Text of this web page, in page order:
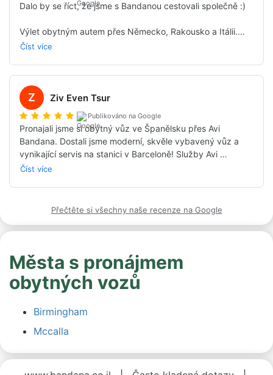
Dalo by se říct, že jsme s Bandanou cestovali společně :)
Výlet obytným autem přes Německo, Rakousko a Itálii.
Dostalo se nám vynikající podpory a odpovědí na každou
které jsme pokládali přes WhatsApp, jsme neustále
dostávali e-maily s důležitými informacemi.
S manželkou vřele doporučujeme pronájem obytného auta
přes Bandana.
Můj příští výlet bude samozřejmě jen přes ně.
Číst více
Z Ziv Even Tsur
Publikováno na Google
Pronajali jsme si obytný vůz ve Španělsku přes Avi
Bandana. Dostali jsme moderní, skvěle vybavený vůz a
vynikající servis na stanici v Barceloně! Služby Avi
Bandana během procesu rezervace byly vynikající –
Bandany nám dodaly klid a jistotu. Netřeba dodávat, že
jsme měli nádhernou dovolenou a určitě si to budeme chtít
zopakovat i na jiných místech světa.
Číst více
Přečtěte si všechny naše recenze na Google
Města s pronájmem
obytných vozů
Birmingham
Mccalla